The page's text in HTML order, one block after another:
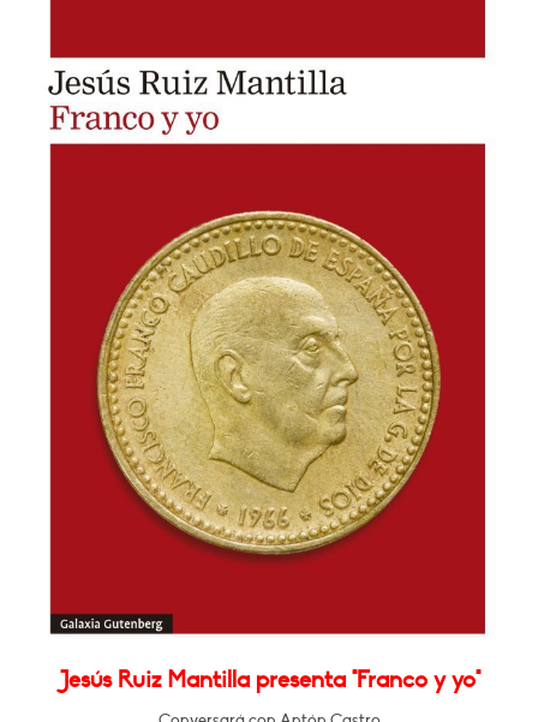
Jesús Ruiz Mantilla presenta "Franco y yo"